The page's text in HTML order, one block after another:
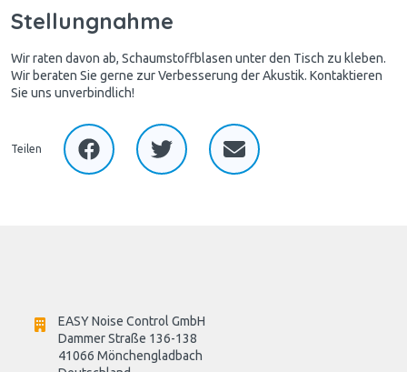
Stellungnahme
Wir raten davon ab, Schaumstoffblasen unter den Tisch zu kleben.
Wir beraten Sie gerne zur Verbesserung der Akustik. Kontaktieren
Sie uns unverbindlich!
Teilen
EASY Noise Control GmbH
Dammer Straße 136-138
41066 Mönchengladbach